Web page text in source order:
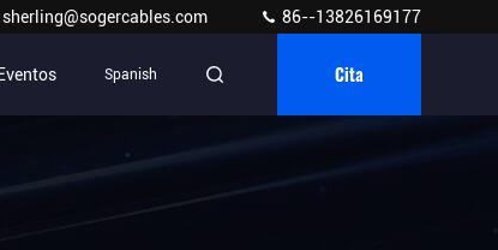
sherling@sogercables.com 86--13826169177
Eventos Spanish Cita